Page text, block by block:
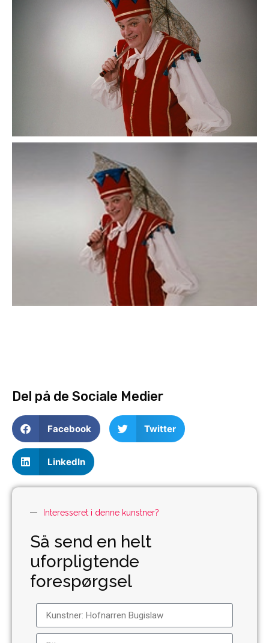
Del på de Sociale Medier
Facebook Twitter
LinkedIn
Interesseret i denne kunstner?
Så send en helt
uforpligtende
forespørgsel